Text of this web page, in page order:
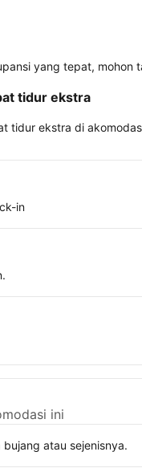
yang tepat,
tidur ekstra
tidur ekstra di
in
ini
atau sejenisnya.